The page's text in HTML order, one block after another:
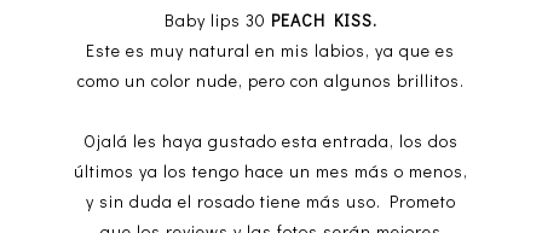
Baby lips 30 PEACH KISS.
Este es muy natural en mis labios, ya que es
como un color nude, pero con algunos brillitos.
Ojalá les haya gustado esta entrada, los dos
últimos ya los tengo hace un mes más o menos,
y sin duda el rosado tiene más uso. Prometo